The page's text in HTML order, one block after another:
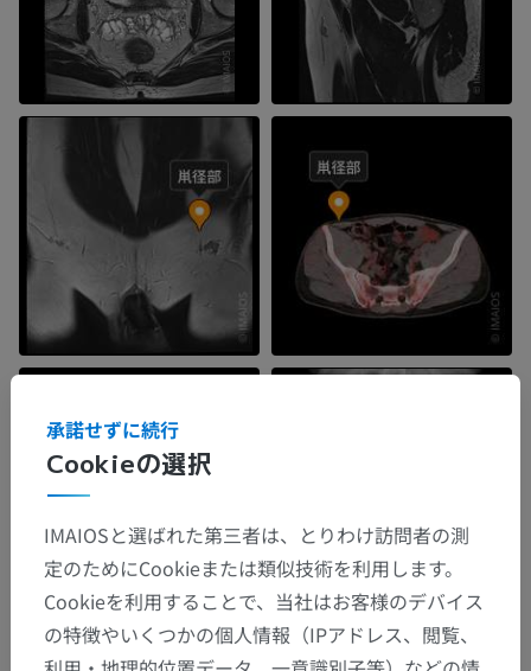
Cookieの選択
承諾せずに続行
IMAIOSと選ばれた第三者は、とりわけ訪問者の測
定のためにCookieまたは類似技術を利用します。
Cookieを利用することで、当社はお客様のデバイス
の特徴やいくつかの個人情報（IPアドレス、閲覧、